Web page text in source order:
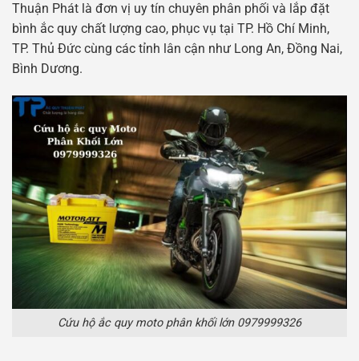
Thuận Phát là đơn vị uy tín chuyên phân phối và lắp đặt
bình ắc quy chất lượng cao, phục vụ tại TP. Hồ Chí Minh,
TP. Thủ Đức cùng các tỉnh lân cận như Long An, Đồng Nai,
Bình Dương.
Cứu hộ ắc quy moto phân khối lớn 0979999326